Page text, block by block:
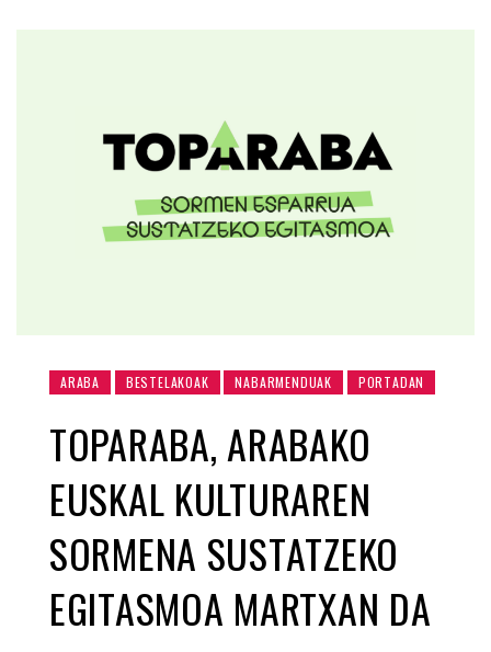
ARABA BESTELAKOAK NABARMENDUAK PORTADAN
TOPARABA, ARABAKO
EUSKAL KULTURAREN
SORMENA SUSTATZEKO
EGITASMOA MARTXAN DA